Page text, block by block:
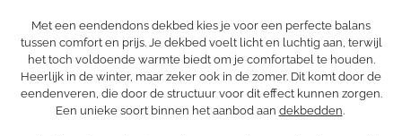
Met een eendendons dekbed kies je voor een perfecte balans
tussen comfort en prijs. Je dekbed voelt licht en luchtig aan, terwijl
het toch voldoende warmte biedt om je comfortabel te houden.
Heerlijk in de winter, maar zeker ook in de zomer. Dit komt door de
eendenveren, die door de structuur voor dit effect kunnen zorgen.
Een unieke soort binnen het aanbod aan dekbedden.